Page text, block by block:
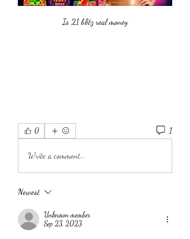
Is 21 blitz real money
0 1
Write a comment...
Newest
Unknown member
Sep 23, 2023